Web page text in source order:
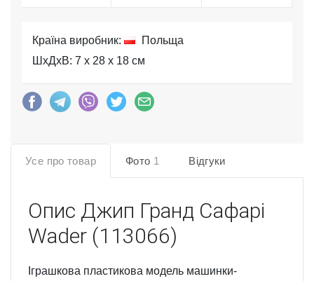
Країна виробник:
Польща
ШхДхВ: 7 x 28 x 18 см
Усе про товар Фото 1 Відгуки
Опис Джип Гранд Сафарі
Wader (113066)
Іграшкова пластикова модель машинки-